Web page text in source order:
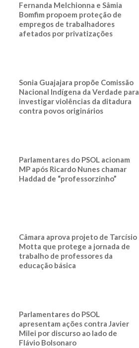
Fernanda Melchionna e Sâmia
Bomfim propoem proteção de
empregos de trabalhadores
afetados por privatizações
Sonia Guajajara propõe Comissão
Nacional Indígena da Verdade para
investigar violências da ditadura
contra povos originários
Parlamentares do PSOL acionam
MP após Ricardo Nunes chamar
Haddad de “professorzinho”
Câmara aprova projeto de Tarcísio
Motta que protege a jornada de
trabalho de professores da
educação básica
Parlamentares do PSOL
apresentam ações contra Javier
Milei por discurso ao lado de
Flávio Bolsonaro